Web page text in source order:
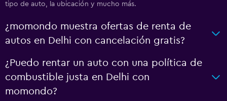
tipo de auto, la ubicación y mucho más.
¿momondo muestra ofertas de renta de
autos en Delhi con cancelación gratis?
¿Puedo rentar un auto con una política de
combustible justa en Delhi con
momondo?